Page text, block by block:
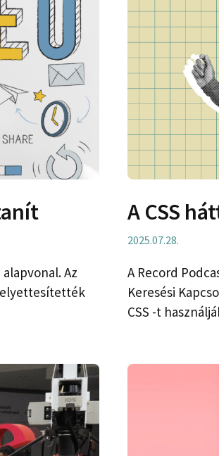
Az
A CSS
2025.07.28.
A Record
Keresési
CSS -t